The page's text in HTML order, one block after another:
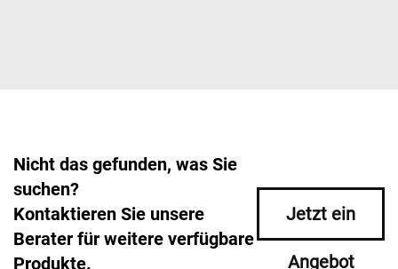
Nicht das gefunden, was Sie
suchen?
Kontaktieren Sie unsere
Berater für weitere verfügbare
Produkte.
Jetzt ein
Angebot